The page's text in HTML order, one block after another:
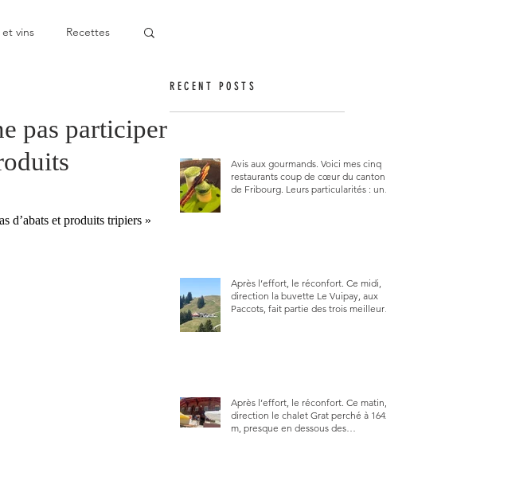
vins Recettes
de gueule
pas participer
d’abats et produits tripiers »
RECENT POSTS
Avis aux gourmands. Voici mes cinq
restaurants coup de cœur du canton
de Fribourg. Leurs particularités : un
Après l’effort, le réconfort. Ce midi,
direction la buvette Le Vuipay, aux
Paccots, fait partie des trois meilleures
Après l’effort, le réconfort. Ce matin,
direction le chalet Grat perché à 1642
m, presque en dessous des